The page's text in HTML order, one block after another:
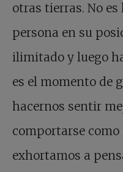
otras tierras. No
persona en su
ilimitado y luego
es el momento de
hacernos sentir
comportarse como
exhortamos a